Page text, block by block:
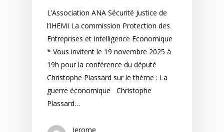
L’Association ANA Sécurité Justice de
l’IHEMI La commission Protection des
Entreprises et Intelligence Economique
* Vous invitent le 19 novembre 2025 à
19h pour la conférence du député
Christophe Plassard sur le thème : La
guerre économique Christophe
Plassard…
Jerome